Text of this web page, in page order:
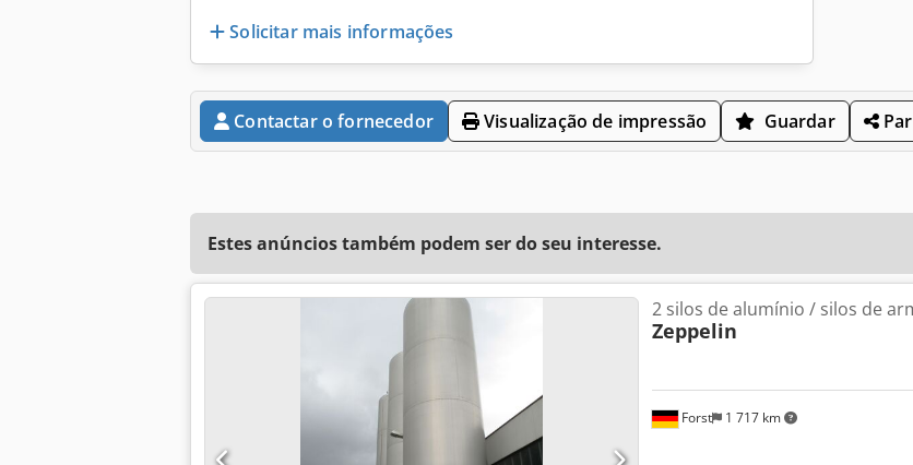
Solicitar mais informações
Contactar o fornecedor Visualização de impressão Guardar
Estes anúncios também podem ser do seu interesse.
Forst 1 717 km
2 silos de alumínio / silos de
Zeppelin